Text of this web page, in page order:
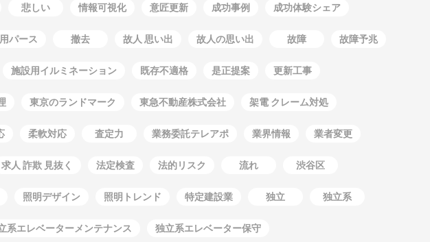
悲しい 情報可視化 意匠更新 成功事例 成功体験シェア
パース 撤去 故人 思い出 故人の思い出 故障 故障予兆
施設用イルミネーション 既存不適格 是正提案 更新工事
東京のランドマーク 東急不動産株式会社 架電 クレーム対処
柔軟対応 査定力 業務委託テレアポ 業界情報 業者変更
求人 詐欺 見抜く 法定検査 法的リスク 流れ 渋谷区
照明デザイン 照明トレンド 特定建設業 独立 独立系
系エレベーターメンテナンス 独立系エレベーター保守